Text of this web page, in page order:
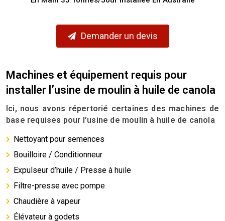
Demander un devis
Machines et équipement requis pour
installer l’usine de moulin à huile de canola
Ici, nous avons répertorié certaines des machines de
base requises pour l’usine de moulin à huile de canola
Nettoyant pour semences
Bouilloire / Conditionneur
Expulseur d’huile / Presse à huile
Filtre-presse avec pompe
Chaudière à vapeur
Élévateur à godets